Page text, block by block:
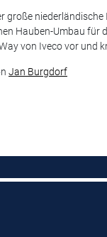
große
Hauben-Umbau für
von Iveco vor und
Jan Burgdorf